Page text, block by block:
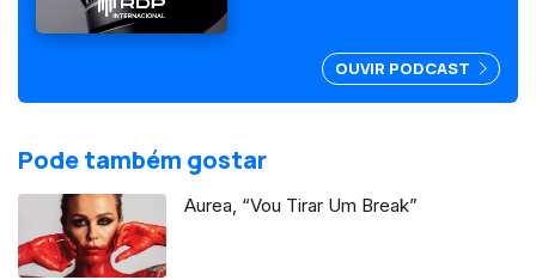
OUVIR PODCAST
Pode também gostar
Aurea, “Vou Tirar Um Break”